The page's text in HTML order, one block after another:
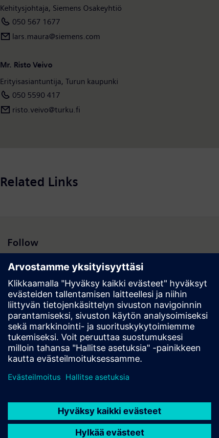
Kehitysjohtaja, Siemens Osakeyhtiö
050 567 1677
lars.maura​@siemens.com
Mr. Risto Veivo
Erityisasiantuntija, Turun kaupunki
050 5590 417
risto.veivo​@turku.fi
Related Links
Follow
Hakutulokset | Yhtiö | Siemens
© Siemens 1996 – 2026
Corporate Information
Privacy Policy
Cookie Policy
Digital ID